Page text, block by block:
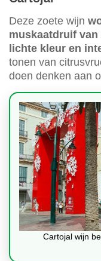
Deze zoete wijn
muskaatdruif
lichte kleur en
tonen van
doen denken aan
Cartojal wijn